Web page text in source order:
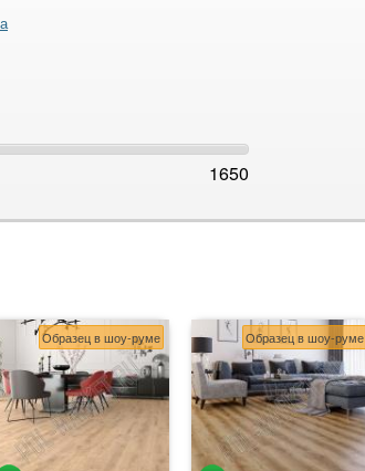
1650
Образец в шоу-руме Образец в шоу-руме